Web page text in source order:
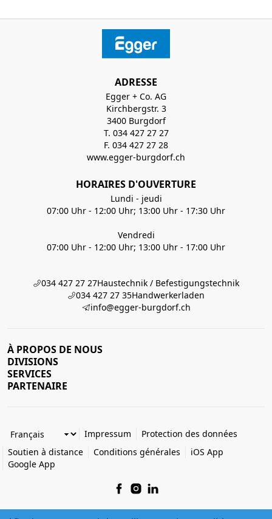
ADRESSE
Egger + Co. AG
Kirchbergstr. 3
3400 Burgdorf
T. 034 427 27 27
F. 034 427 27 28
www.egger-burgdorf.ch
HORAIRES D'OUVERTURE
Lundi - jeudi
07:00 Uhr - 12:00 Uhr; 13:00 Uhr - 17:30 Uhr
Vendredi
07:00 Uhr - 12:00 Uhr; 13:00 Uhr - 17:00 Uhr
034 427 27 27Haustechnik / Befestigungstechnik
034 427 27 35Handwerkerladen
info@egger-burgdorf.ch
À PROPOS DE NOUS
DIVISIONS
SERVICES
PARTENAIRE
Impressum
Protection des données
Soutien à distance
Conditions générales
iOS App
Google App